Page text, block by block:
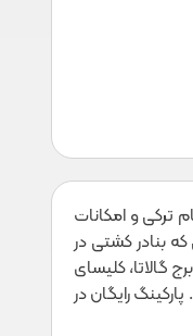
ترکی و امکانات
بنادر کشتی در
گالاتا، کلیسای
دارند. پارکینگ رایگان در